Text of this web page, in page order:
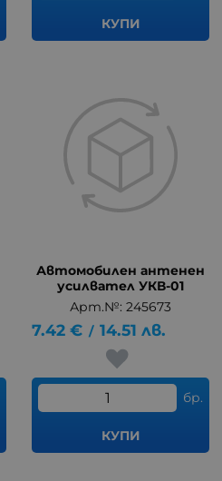
КУПИ
Автомобилен антенен
усилвател УКВ-01
Арт.№: 245673
7.42 € / 14.51 лв.
бр.
КУПИ